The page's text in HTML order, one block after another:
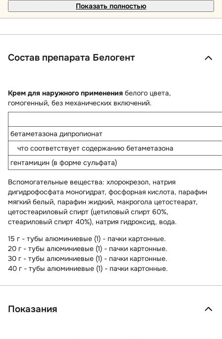
Показать полностью
Состав препарата Белогент
Крем для наружного применения белого цвета,
гомогенный, без механических включений.
бетаметазона дипропионат
что соответствует содержанию бетаметазона
гентамицин (в форме сульфата)
Вспомогательные вещества: хлорокрезол, натрия
дигидрофосфата моногидрат, фосфорная кислота, парафин
мягкий белый, парафин жидкий, макрогола цетостеарат,
цетостеариловый спирт (цетиловый спирт 60%,
стеариловый спирт 40%), натрия гидроксид, вода.
15 г - тубы алюминиевые (1) - пачки картонные.
20 г - тубы алюминиевые (1) - пачки картонные.
30 г - тубы алюминиевые (1) - пачки картонные.
40 г - тубы алюминиевые (1) - пачки картонные.
Показания